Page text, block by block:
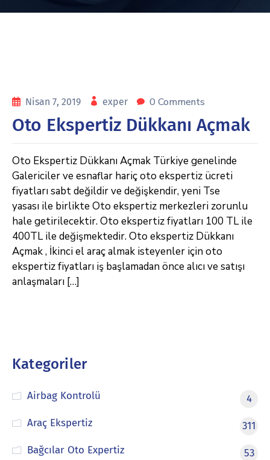
Nisan 7, 2019 exper 0 Comments
Oto Ekspertiz Dükkanı Açmak
Oto Ekspertiz Dükkanı Açmak Türkiye genelinde
Galericiler ve esnaflar hariç oto ekspertiz ücreti
fiyatları sabt değildir ve değişkendir, yeni Tse
yasası ile birlikte Oto ekspertiz merkezleri zorunlu
hale getirilecektir. Oto ekspertiz fiyatları 100 TL ile
400TL ile değişmektedir. Oto ekspertiz Dükkanı
Açmak , İkinci el araç almak isteyenler için oto
ekspertiz fiyatları iş başlamadan önce alıcı ve satışı
anlaşmaları […]
Kategoriler
Airbag Kontrolü
4
Araç Ekspertiz
311
Bağcılar Oto Expertiz
53